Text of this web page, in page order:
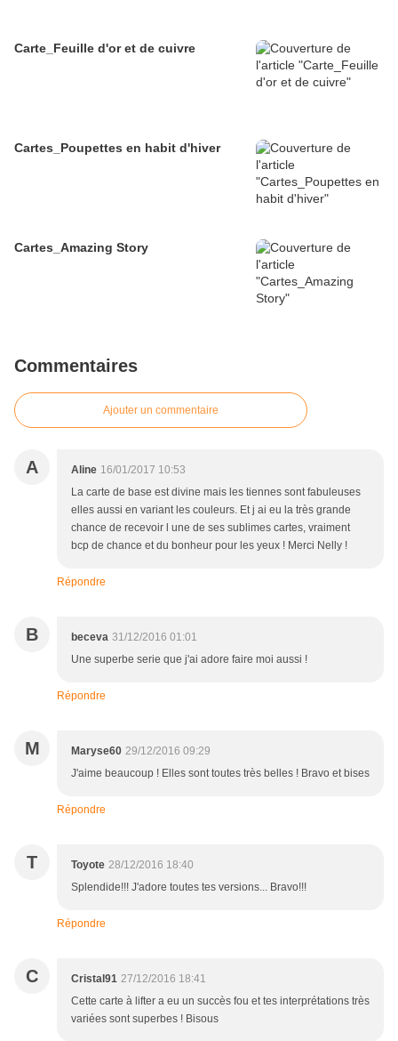
Carte_Feuille d'or et de cuivre
Cartes_Poupettes en habit d'hiver
Cartes_Amazing Story
Commentaires
Ajouter un commentaire
A Aline 16/01/2017 10:53
La carte de base est divine mais les tiennes sont fabuleuses
elles aussi en variant les couleurs. Et j ai eu la très grande
chance de recevoir l une de ses sublimes cartes, vraiment
bcp de chance et du bonheur pour les yeux ! Merci Nelly !
Répondre
B beceva 31/12/2016 01:01
Une superbe serie que j'ai adore faire moi aussi !
Répondre
M Maryse60 29/12/2016 09:29
J'aime beaucoup ! Elles sont toutes très belles ! Bravo et bises
Répondre
T Toyote 28/12/2016 18:40
Splendide!!! J'adore toutes tes versions... Bravo!!!
Répondre
C Cristal91 27/12/2016 18:41
Cette carte à lifter a eu un succès fou et tes interprétations très
variées sont superbes ! Bisous